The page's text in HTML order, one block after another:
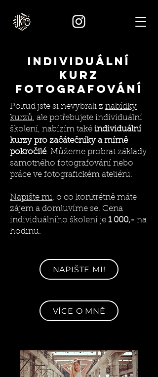
Individuální
kurz
fotografování
Pokud jste si nevybrali z nabídky
kurzů, ale potřebujete individuální
školení, nabízím také individuální
kurzy pro začátečníky a mírně
pokročilé. Můžeme probrat základy
samotného fotografování nebo
práce ve fotografickém ateliéru.
Napište mi, o co konkrétně máte
zájem a domluvíme se. Cena
individuálního školení je 1 000,- na
hodinu.
NAPIŠTE MI!
VÍCE O MNĚ